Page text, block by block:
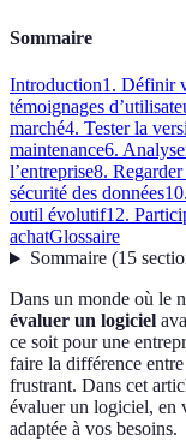
Sommaire
Introduction1. Définir
témoignages
marché4. Tester la
maintenance6.
l’entreprise8.
sécurité des données
outil évolutif12.
achatGlossaire
Sommaire(15
Dans un monde où le
évaluer un logiciel
ce soit pour une
faire la différence
frustrant. Dans cet
évaluer un logiciel, en
adaptée à vos besoins.